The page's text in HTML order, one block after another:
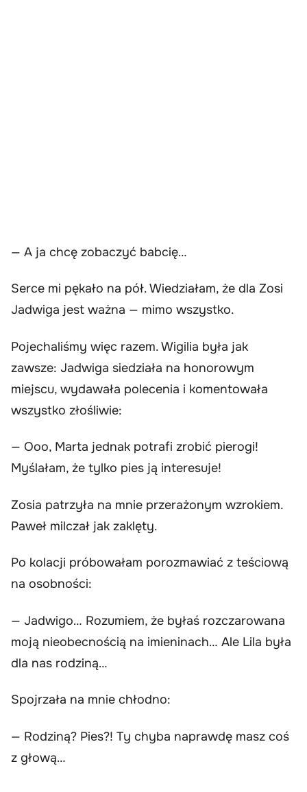
— A ja chcę zobaczyć babcię…
Serce mi pękało na pół. Wiedziałam, że dla Zosi
Jadwiga jest ważna — mimo wszystko.
Pojechaliśmy więc razem. Wigilia była jak
zawsze: Jadwiga siedziała na honorowym
miejscu, wydawała polecenia i komentowała
wszystko złośliwie:
— Ooo, Marta jednak potrafi zrobić pierogi!
Myślałam, że tylko pies ją interesuje!
Zosia patrzyła na mnie przerażonym wzrokiem.
Paweł milczał jak zaklęty.
Po kolacji próbowałam porozmawiać z teściową
na osobności:
— Jadwigo… Rozumiem, że byłaś rozczarowana
moją nieobecnością na imieninach… Ale Lila była
dla nas rodziną…
Spojrzała na mnie chłodno:
— Rodziną? Pies?! Ty chyba naprawdę masz coś
z głową…